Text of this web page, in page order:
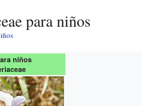
para niños
niños